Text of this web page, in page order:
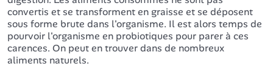
convertis et se transforment en graisse et se déposent
sous forme brute dans l'organisme. Il est alors temps de
pourvoir l'organisme en probiotiques pour parer à ces
carences. On peut en trouver dans de nombreux
aliments naturels.